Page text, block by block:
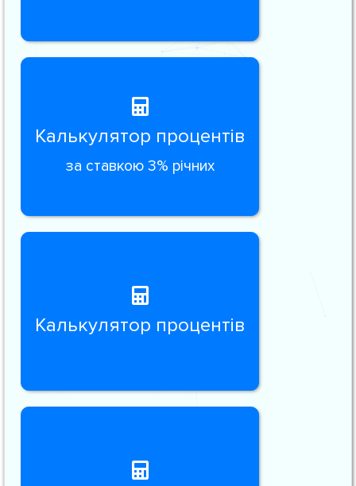
Калькулятор процентів
за ставкою 3% річних
Калькулятор процентів